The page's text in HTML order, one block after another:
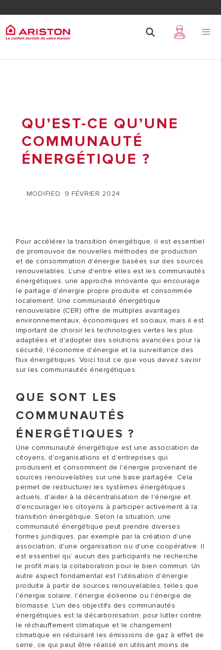
QU’EST-CE QU’UNE
COMMUNAUTÉ
ÉNERGÉTIQUE ?
MODIFIED: 9 FÉVRIER 2024
Pour accélérer la transition énergétique, il est essentiel
de promouvoir de nouvelles méthodes de production
et de consommation d'énergie basées sur des sources
renouvelables. L'une d'entre elles est les communautés
énergétiques, une approche innovante qui encourage
le partage d'énergie propre produite et consommée
localement. Une communauté énergétique
renouvelable (CER) offre de multiples avantages
environnementaux, économiques et sociaux, mais il est
important de choisir les technologies vertes les plus
adaptées et d'adopter des solutions avancées pour la
sécurité, l'économie d'énergie et la surveillance des
flux énergétiques. Voici tout ce que vous devez savoir
sur les communautés énergétiques.
QUE SONT LES
COMMUNAUTÉS
ÉNERGÉTIQUES ?
Une communauté énergétique est une association de
citoyens, d'organisations et d'entreprises qui
produisent et consomment de l'énergie provenant de
sources renouvelables sur une base partagée. Cela
permet de restructurer les systèmes énergétiques
actuels, d'aider à la décentralisation de l'énergie et
d'encourager les citoyens à participer activement à la
transition énergétique. Selon la situation, une
communauté énergétique peut prendre diverses
formes juridiques, par exemple par la création d'une
association, d'une organisation ou d'une coopérative. Il
est essentiel qu’ aucun des participants ne recherche
le profit mais la collaboration pour le bien commun. Un
autre aspect fondamental est l'utilisation d'énergie
produite à partir de sources renouvelables, telles que
l'énergie solaire, l'énergie éolienne ou l'énergie de
biomasse. L'un des objectifs des communautés
énergétiques est la décarbonisation, pour lutter contre
le réchauffement climatique et le changement
climatique en réduisant les émissions de gaz à effet de
serre, ce qui peut être réalisé en utilisant moins de